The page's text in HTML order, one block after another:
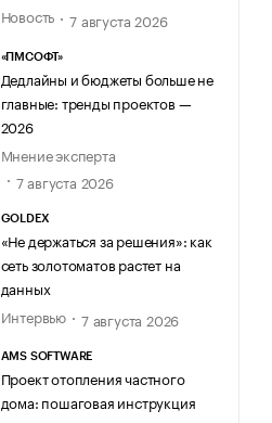
Новость
7 августа 2026
«ПМСОФТ»
Дедлайны и бюджеты больше не
главные: тренды проектов —
2026
Мнение эксперта
7 августа 2026
GOLDEX
«Не держаться за решения»: как
сеть золотоматов растет на
данных
Интервью
7 августа 2026
AMS SOFTWARE
Проект отопления частного
дома: пошаговая инструкция